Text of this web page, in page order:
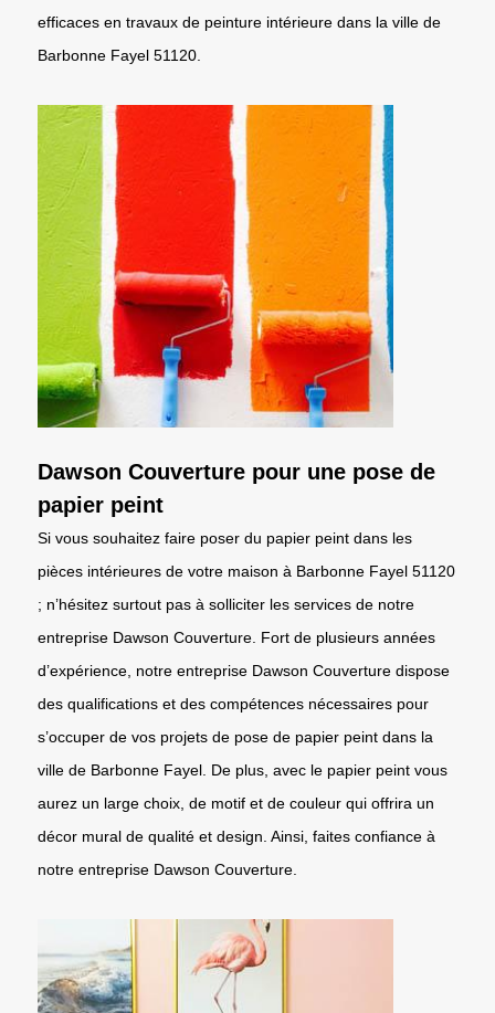
efficaces en travaux de peinture intérieure dans la ville de
Barbonne Fayel 51120.
Dawson Couverture pour une pose de
papier peint
Si vous souhaitez faire poser du papier peint dans les
pièces intérieures de votre maison à Barbonne Fayel 51120
; n’hésitez surtout pas à solliciter les services de notre
entreprise Dawson Couverture. Fort de plusieurs années
d’expérience, notre entreprise Dawson Couverture dispose
des qualifications et des compétences nécessaires pour
s’occuper de vos projets de pose de papier peint dans la
ville de Barbonne Fayel. De plus, avec le papier peint vous
aurez un large choix, de motif et de couleur qui offrira un
décor mural de qualité et design. Ainsi, faites confiance à
notre entreprise Dawson Couverture.